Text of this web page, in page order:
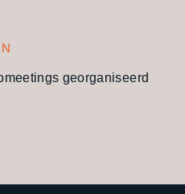
georganiseerd